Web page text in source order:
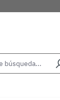
principal